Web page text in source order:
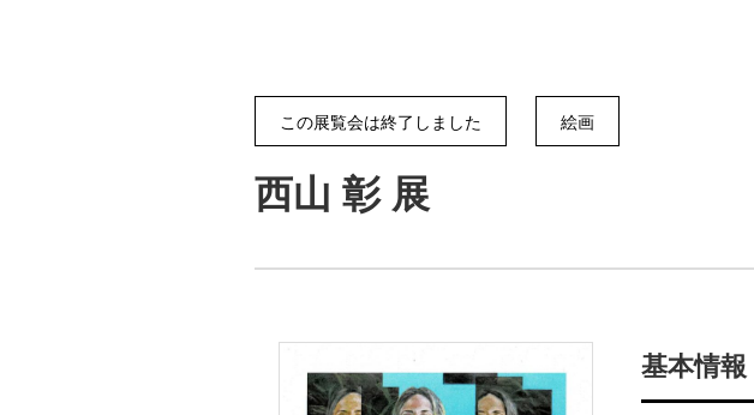
この展覧会は終了しました 絵画
西山 彰 展
基本情報